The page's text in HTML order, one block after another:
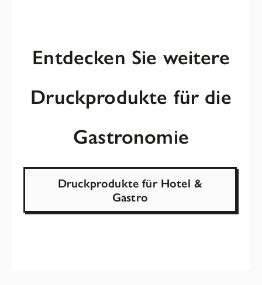
Entdecken Sie weitere
Druckprodukte für die
Gastronomie
Druckprodukte für Hotel &
Gastro